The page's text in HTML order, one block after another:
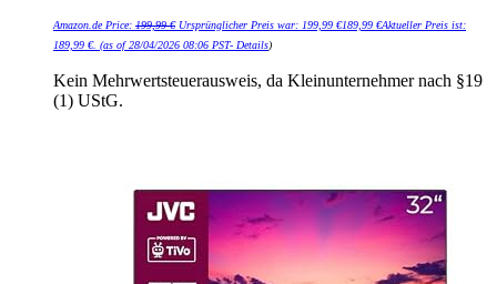
Amazon.de Price: 199,99€ Ursprünglicher Preis war: 199,99 €189,99 €Aktueller Preis ist:
189,99 €. (as of 28/04/2026 08:06 PST- Details)
Kein Mehrwertsteuerausweis, da Kleinunternehmer nach §19
(1) UStG.